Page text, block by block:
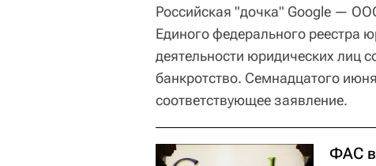
Российская "дочка" Google —
Единого федерального реестра
деятельности юридических лиц
банкротство. Семнадцатого
соответствующее заявление.
ФАС